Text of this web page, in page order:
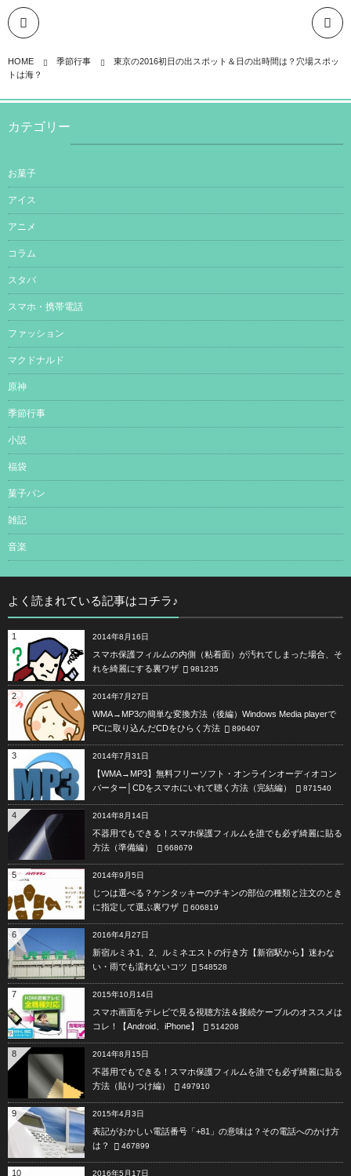
HOME 季節行事
東京の2016初日の出スポット＆日の出時間は？穴場スポッ
トは海？
カテゴリー
お菓子
アイス
アニメ
コラム
スタバ
スマホ・携帯電話
ファッション
マクドナルド
原神
季節行事
小説
福袋
菓子パン
雑記
音楽
よく読まれている記事はコチラ♪
1 2014年8月16日
スマホ保護フィルムの内側（粘着面）が汚れてしまった場合、そ
れを綺麗にする裏ワザ
981235
2 2014年7月27日
WMA→MP3の簡単な変換方法（後編）Windows Media playerで
PCに取り込んだCDをひらく方法
896407
3 2014年7月31日
【WMA→MP3】無料フリーソフト・オンラインオーディオコン
バーター│CDをスマホにいれて聴く方法（完結編）
871540
4 2014年8月14日
不器用でもできる！スマホ保護フィルムを誰でも必ず綺麗に貼る
方法（準備編）
668679
5 2014年9月5日
じつは選べる？ケンタッキーのチキンの部位の種類と注文のとき
に指定して選ぶ裏ワザ
606819
6 2016年4月27日
新宿ルミネ1、2、ルミネエストの行き方【新宿駅から】迷わな
い・雨でも濡れないコツ
548528
7 2015年10月14日
スマホ画面をテレビで見る視聴方法＆接続ケーブルのオススメは
コレ！【Android、iPhone】
514208
8 2014年8月15日
不器用でもできる！スマホ保護フィルムを誰でも必ず綺麗に貼る
方法（貼りつけ編）
497910
9 2015年4月3日
表記がおかしい電話番号「+81」の意味は？その電話へのかけ方
は？
467899
10 2016年5月17日